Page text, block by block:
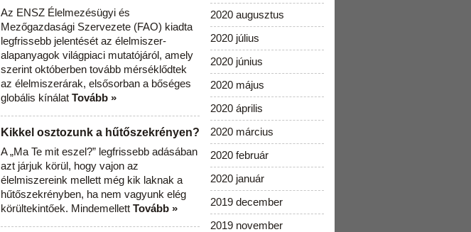
Az ENSZ Élelmezésügyi és
Mezőgazdasági Szervezete (FAO) kiadta
legfrissebb jelentését az élelmiszer-
alapanyagok világpiaci mutatójáról, amely
szerint októberben tovább mérséklődtek
az élelmiszerárak, elsősorban a bőséges
globális kínálat Tovább »
Kikkel osztozunk a hűtőszekrényen?
A „Ma Te mit eszel?” legfrissebb adásában
azt járjuk körül, hogy vajon az
élelmiszereink mellett még kik laknak a
hűtőszekrényben, ha nem vagyunk elég
körültekintőek. Mindemellett Tovább »
2020 augusztus
2020 július
2020 június
2020 május
2020 április
2020 március
2020 február
2020 január
2019 december
2019 november